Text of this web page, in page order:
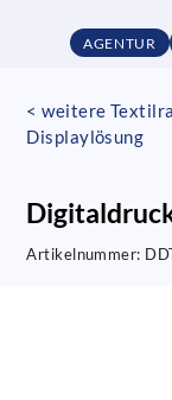
AGENTUR
< weitere
Displaylösung
Artikelnummer: